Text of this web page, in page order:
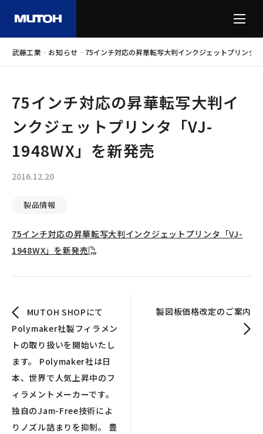
武藤工業 - お知らせ - 75インチ対応の昇華転写大判インクジェットプリンタ
75インチ対応の昇華転写大判イ
ンクジェットプリンタ「VJ-
1948WX」を新発売
2016.12.20
製品情報
75インチ対応の昇華転写大判インクジェットプリンタ「VJ-
1948WX」を新発売
MUTOH SHOPにて
Polymaker社製フィラメン
トの取り扱いを開始いたし
ます。 Polymaker社は日
本、世界で人気上昇中のフ
ィラメントメーカーです。
独自のJam-Free技術によ
りノズル詰まりを抑制。 豊
製図板価格改定のご案内